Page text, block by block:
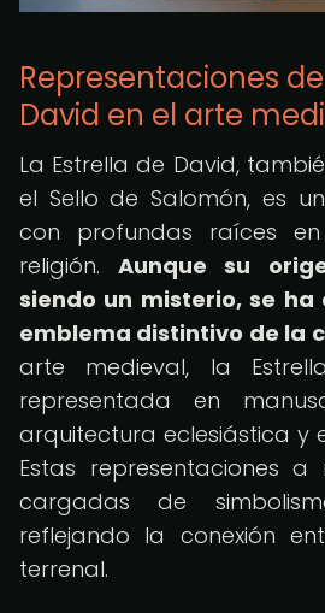
Representaciones
David en el arte
La Estrella de David,
el Sello de Salomón, es
con profundas raíces
religión.Aunque su
siendo un misterio, se ha
emblema distintivo de la
arte medieval, la
representada en
arquitectura eclesiástica y
Estas representaciones
cargadas de
reflejando la conexión
terrenal.